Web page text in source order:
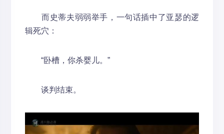
而史蒂夫弱弱举手，一句话插中了亚瑟的逻
辑死穴：
“卧槽，你杀婴儿。”
谈判结束。